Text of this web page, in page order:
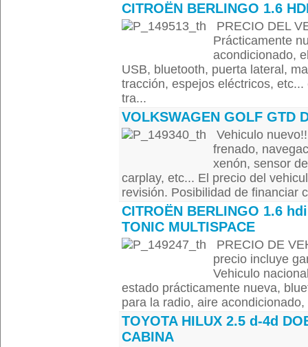
CITROËN BERLINGO 1.6
PRECIO DEL
Prácticamente
acondicionado,
USB, bluetooth, puerta lateral,
tracción, espejos eléctricos,
tra...
VOLKSWAGEN GOLF GTD
Vehiculo
frenado,
xenón, sensor
carplay, etc... El precio del
revisión. Posibilidad de financiar
CITROËN BERLINGO 1.6 hdi
TONIC MULTISPACE
PRECIO DE
precio incluye
Vehiculo
estado prácticamente nueva,
para la radio, aire
TOYOTA HILUX 2.5 d-4d
CABINA